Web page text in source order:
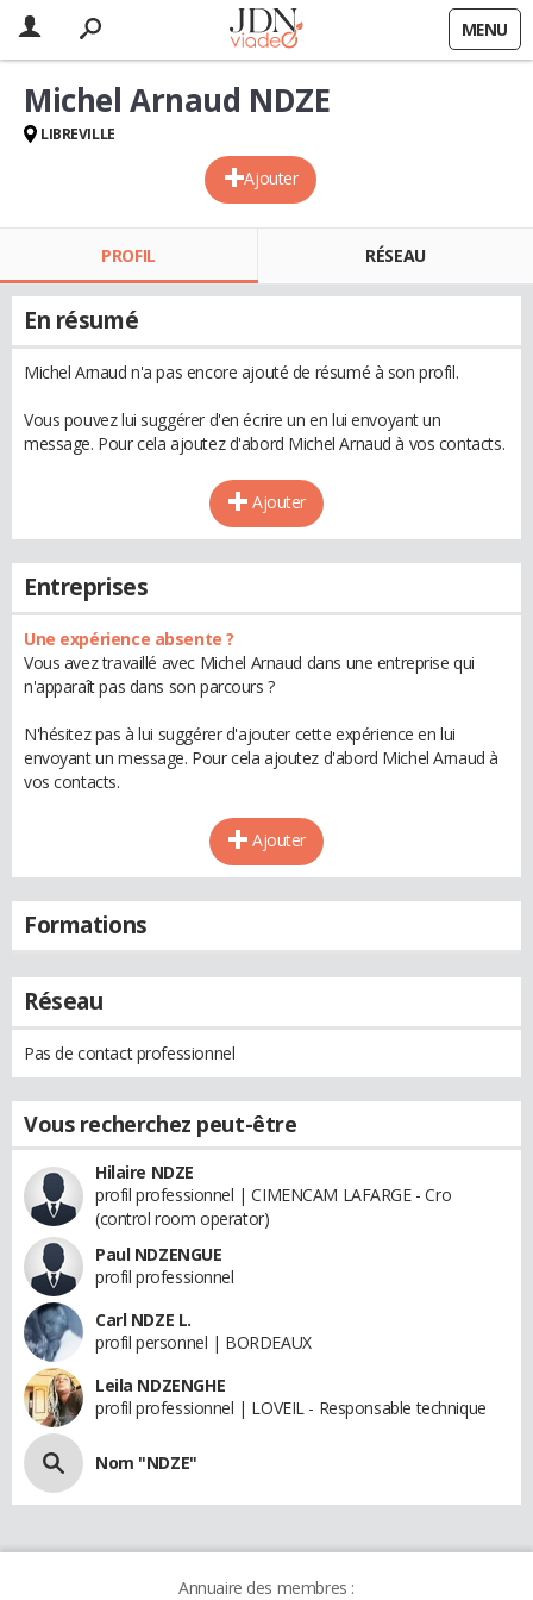
MENU
Ajouter
Michel Arnaud NDZE
LIBREVILLE
PROFIL RÉSEAU
En résumé
Michel Arnaud n'a pas encore ajouté de résumé à son profil.
Vous pouvez lui suggérer d'en écrire un en lui envoyant un
message. Pour cela ajoutez d'abord Michel Arnaud à vos contacts.
Ajouter
Entreprises
Une expérience absente ?
Vous avez travaillé avec Michel Arnaud dans une entreprise qui
n'apparaît pas dans son parcours ?
N'hésitez pas à lui suggérer d'ajouter cette expérience en lui
envoyant un message. Pour cela ajoutez d'abord Michel Arnaud à
vos contacts.
Ajouter
Formations
Réseau
Pas de contact professionnel
Vous recherchez peut-être
Hilaire NDZE
profil professionnel | CIMENCAM LAFARGE - Cro
(control room operator)
Paul NDZENGUE
profil professionnel
Carl NDZE L.
profil personnel | BORDEAUX
Leila NDZENGHE
profil professionnel | LOVEIL - Responsable technique
Nom "NDZE"
Annuaire des membres :